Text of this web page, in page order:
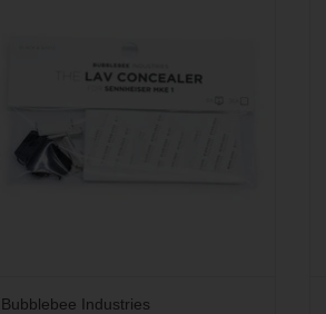
Bubblebee Industries